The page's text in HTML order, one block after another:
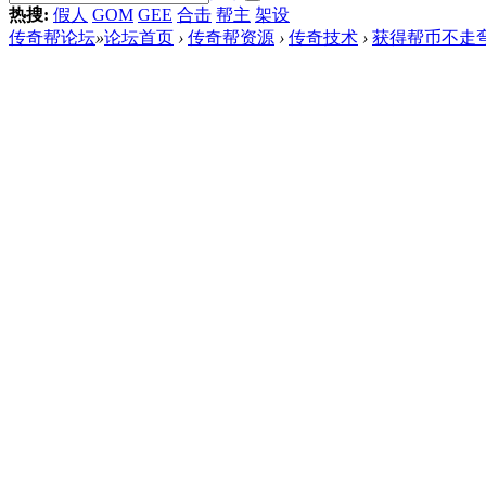
热搜: 假人 GOM GEE 合击 帮主 架设
传奇帮论坛»论坛首页 › 传奇帮资源 › 传奇技术 › 获得帮币不走